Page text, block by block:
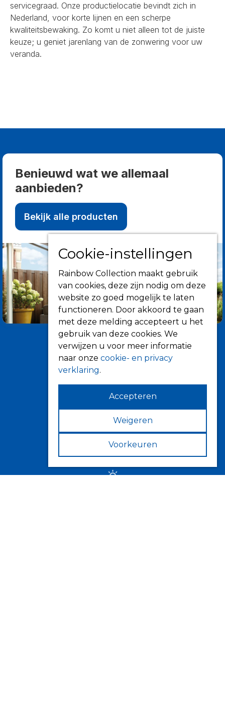
servicegraad. Onze productielocatie bevindt zich in
Nederland, voor korte lijnen en een scherpe
kwaliteitsbewaking. Zo komt u niet alleen tot de juiste
keuze; u geniet jarenlang van de zonwering voor uw
veranda.
Benieuwd wat we allemaal
aanbieden?
Bekijk alle producten
Informatie
Over ons
Tips
Verkooppunten
Cookie-instellingen
Rainbow Collection maakt gebruik
van cookies, deze zijn nodig om deze
website zo goed mogelijk te laten
functioneren. Door akkoord te gaan
met deze melding accepteert u het
gebruik van deze cookies. We
verwijzen u voor meer informatie
naar onze cookie- en privacy
verklaring.
Accepteren
Weigeren
Voorkeuren